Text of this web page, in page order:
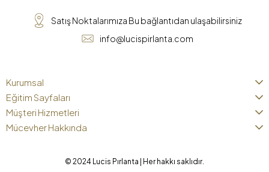
Satış Noktalarımıza Bu bağlantıdan ulaşabilirsiniz
info@lucispirlanta.com
Kurumsal
Eğitim Sayfaları
Müşteri Hizmetleri
Mücevher Hakkında
© 2024 Lucis Pırlanta | Her hakkı saklıdır.